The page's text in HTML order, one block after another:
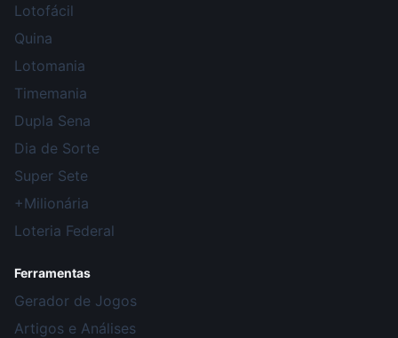
Lotofácil
Quina
Lotomania
Timemania
Dupla Sena
Dia de Sorte
Super Sete
+Milionária
Loteria Federal
Ferramentas
Gerador de Jogos
Artigos e Análises